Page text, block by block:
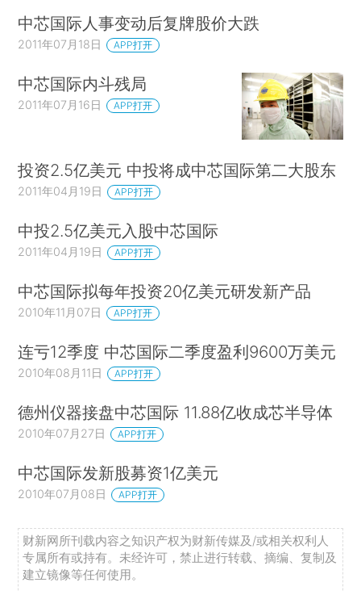
中芯国际人事变动后复牌股价大跌
2011年07月18日 APP打开
中芯国际内斗残局
2011年07月16日 APP打开
投资2.5亿美元 中投将成中芯国际第二大股东
2011年04月19日 APP打开
中投2.5亿美元入股中芯国际
2011年04月19日 APP打开
中芯国际拟每年投资20亿美元研发新产品
2010年11月07日 APP打开
连亏12季度 中芯国际二季度盈利9600万美元
2010年08月11日 APP打开
德州仪器接盘中芯国际 11.88亿收成芯半导体
2010年07月27日 APP打开
中芯国际发新股募资1亿美元
2010年07月08日 APP打开
财新网所刊载内容之知识产权为财新传媒及/或相关权利人
专属所有或持有。未经许可，禁止进行转载、摘编、复制及
建立镜像等任何使用。